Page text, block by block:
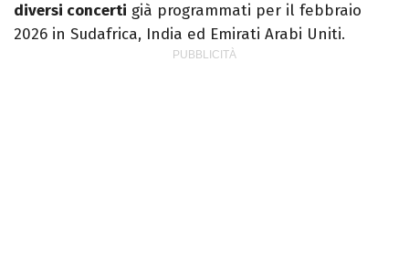
diversi concerti già programmati per il febbraio
2026 in Sudafrica, India ed Emirati Arabi Uniti.